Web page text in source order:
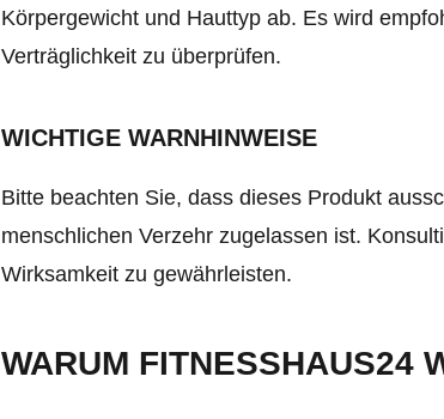
Körpergewicht und Hauttyp ab. Es wird
Verträglichkeit zu überprüfen.
WICHTIGE WARNHINWEISE
Bitte beachten Sie, dass dieses Produkt
menschlichen Verzehr zugelassen ist.
Wirksamkeit zu gewährleisten.
WARUM FITNESSHAUS24